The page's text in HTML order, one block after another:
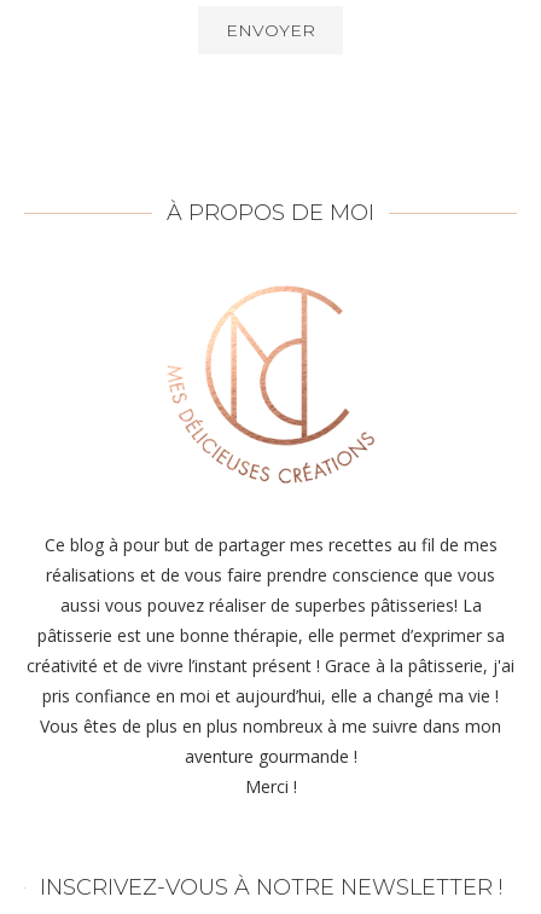
À PROPOS DE MOI
Ce blog à pour but de partager mes recettes au fil de mes
réalisations et de vous faire prendre conscience que vous
aussi vous pouvez réaliser de superbes pâtisseries! La
pâtisserie est une bonne thérapie, elle permet d’exprimer sa
créativité et de vivre l’instant présent ! Grace à la pâtisserie, j'ai
pris confiance en moi et aujourd’hui, elle a changé ma vie !
Vous êtes de plus en plus nombreux à me suivre dans mon
aventure gourmande !
Merci !
INSCRIVEZ-VOUS À NOTRE NEWSLETTER !